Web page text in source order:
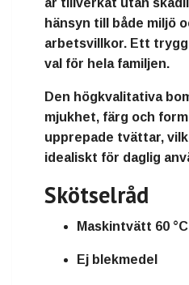
är tillverkat utan
hänsyn till både miljö
arbetsvillkor. Ett
val för hela familjen.
Den högkvalitativa
mjukhet, färg och
upprepade tvättar,
idealiskt för daglig
Skötselråd
Maskintvätt 60
Ej blekmedel